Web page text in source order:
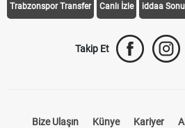
Trabzonspor Transfer Canlı İzle iddaa
Takip Et
Bize Ulaşın Künye Kariyer